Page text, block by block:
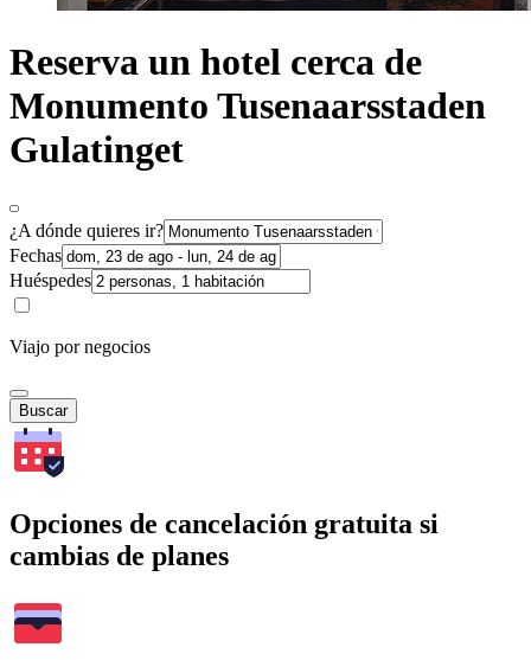
Reserva un hotel cerca de
Monumento Tusenaarsstaden
Gulatinget
¿A dónde quieres ir?
Fechas
Huéspedes
Viajo por negocios
Buscar
Opciones de cancelación gratuita si
cambias de planes